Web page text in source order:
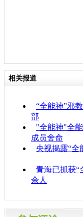
相关报道
“全能神”邪
部
"全能神"全
成员舍命
央视揭露“全
青海已抓获“
余人